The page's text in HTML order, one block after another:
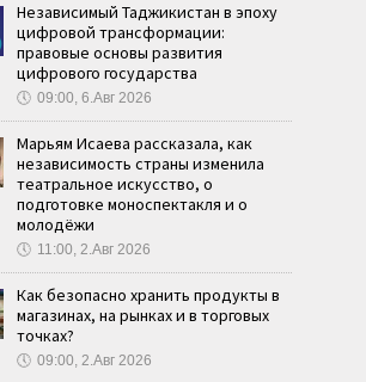
Независимый Таджикистан в эпоху
цифровой трансформации:
правовые основы развития
цифрового государства
🕔 09:00, 6.Авг 2026
Марьям Исаева рассказала, как
независимость страны изменила
театральное искусство, о
подготовке моноспектакля и о
молодёжи
🕔 11:00, 2.Авг 2026
Как безопасно хранить продукты в
магазинах, на рынках и в торговых
точках?
🕔 09:00, 2.Авг 2026